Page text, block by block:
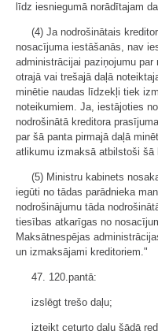
līdz iesniegumā norādītajam
(4) Ja nodrošinātais
nosacījuma iestāšanās, nav
administrācijai paziņojumu
otrajā vai trešajā daļā
minētie naudas līdzekļi tiek
noteikumiem. Ja, iestājoties
nodrošinātā kreditora
par šā panta pirmajā daļā
atlikumu izmaksā atbilstoši šā
(5) Ministru kabinets
iegūti no tādas parādnieka
nodrošinājumu tāda
tiesības atkarīgas no
Maksātnespējas
un izmaksājami kreditoriem."
47. 120.pantā:
izslēgt trešo daļu;
izteikt ceturto daļu šādā